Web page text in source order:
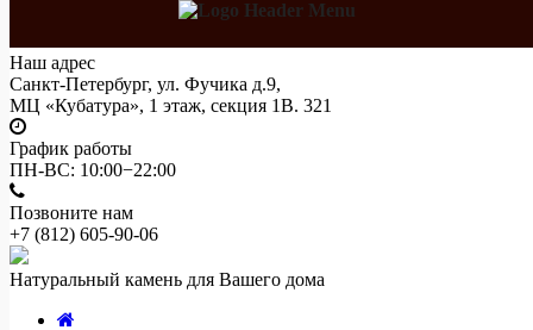
Наш адрес
Санкт-Петербург, ул. Фучика д.9,
МЦ «Кубатура», 1 этаж, секция 1В. 321
График работы
ПН-ВС: 10:00−22:00
Позвоните нам
+7 (812) 605-90-06
Натуральный камень для Вашего дома